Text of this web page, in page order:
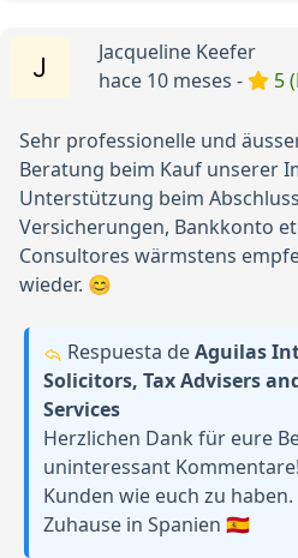
Jacqueline Keefer
hace 10 meses -
5
Sehr professionelle und
Beratung beim Kauf unserer
Unterstützung beim
Versicherungen, Bankkonto
Consultores wärmstens
wieder. 😊
Respuesta deAguilas
Solicitors, Tax Advisers
Services
Herzlichen Dank für eure
uninteressant
Kunden wie euch zu
Zuhause in Spanien 🇪🇸